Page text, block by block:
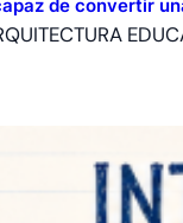
de convertir